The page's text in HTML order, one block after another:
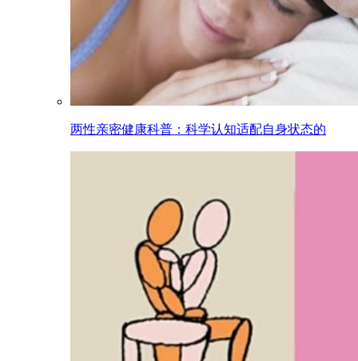
两性亲密健康科普：科学认知适配自身状态的